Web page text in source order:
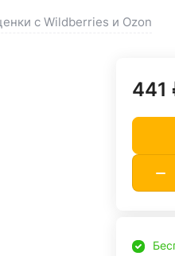
с Wildberries и Ozon
441